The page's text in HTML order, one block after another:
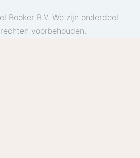
B.V. We zijn onderdeel
voorbehouden.